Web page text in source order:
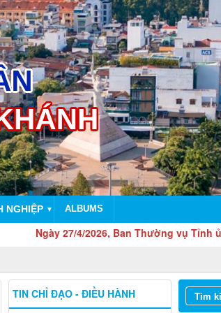
NGHIỆP ▼ ALBUMS
Ngày 27/4/2026, Ban Thường vụ Tỉnh ủy
TIN CHỈ ĐẠO - ĐIỀU HÀNH